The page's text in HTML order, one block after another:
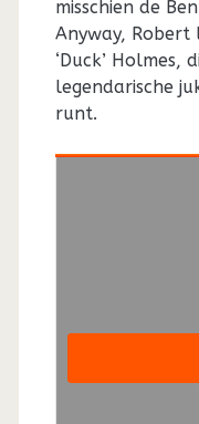
misschien de
Anyway, Robert
‘Duck’ Holmes,
legendarische
runt.